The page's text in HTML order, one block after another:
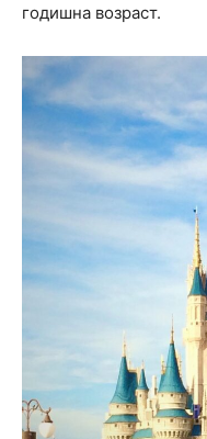
годишна возраст.